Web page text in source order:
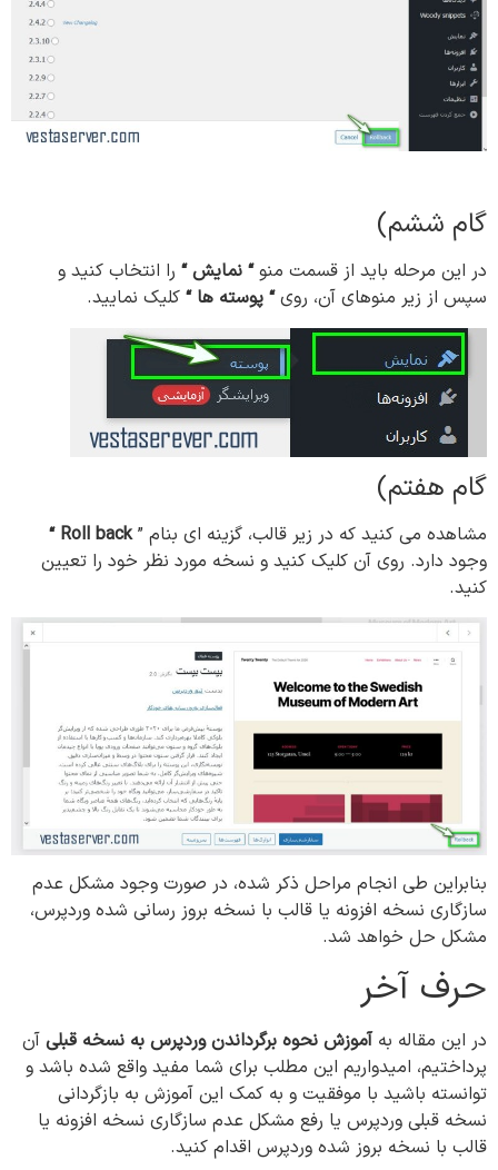
گام ششم)
در این مرحله باید از قسمت منو“ نمایش“ را انتخاب کنید و
سپس از زیر منوهای آن، روی“ پوسته ها “ کلیک نمایید.
گام هفتم)
مشاهده می کنید که در زیر قالب، گزینه ای بنام ”Roll back “
وجود دارد. روی آن کلیک کنید و نسخه مورد نظر خود را تعیین
کنید.
بنابراین طی انجام مراحل ذکر شده، در صورت وجود مشکل عدم
سازگاری نسخه افزونه یا قالب با نسخه بروز رسانی شده وردپرس،
مشکل حل خواهد شد.
حرف آخر
در این مقاله به آموزش نحوه برگرداندن وردپرس به نسخه قبلی آن
پرداختیم، امیدواریم این مطلب برای شما مفید واقع شده باشد و
توانسته باشید با موفقیت و به کمک این آموزش به بازگردانی
نسخه قبلی وردپرس یا رفع مشکل عدم سازگاری نسخه افزونه یا
قالب با نسخه بروز شده وردپرس اقدام کنید.